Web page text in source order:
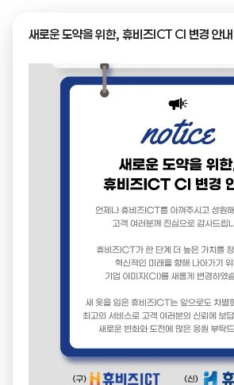
경영혁신형 중소기업 정회원
새로운 도약을 위한, 휴비즈ICT CI 변경 안내